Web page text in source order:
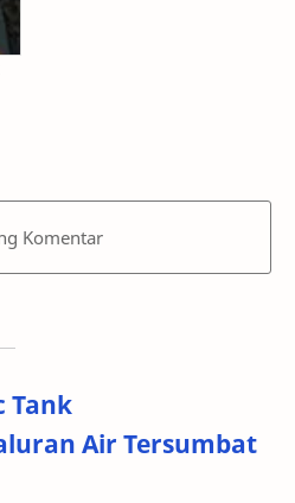
Komentar
Tank
Air Tersumbat